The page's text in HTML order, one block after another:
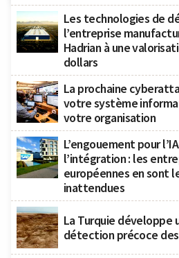
Les technologies de
l’entreprise
Hadrian à une
dollars
La prochaine
votre système
votre organisation
L’engouement pour
l’intégration : les
européennes en sont
inattendues
La Turquie développe
détection précoce